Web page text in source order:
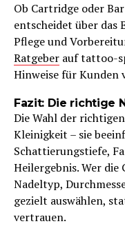
Ob Cartridge oder
entscheidet über das
Pflege und
Ratgeber auf tattoo-
Hinweise für Kunden
Fazit: Die richtige
Die Wahl der
Kleinigkeit – sie
Schattierungstiefe,
Heilergebnis. Wer
Nadeltyp,
gezielt auswählen,
vertrauen.